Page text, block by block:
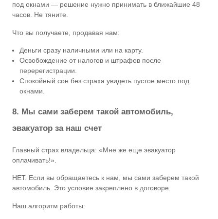
под окнами — решение нужно принимать в ближайшие 48
часов. Не тяните.
Что вы получаете, продавая нам:
Деньги сразу наличными или на карту.
Освобождение от налогов и штрафов после
перерегистрации.
Спокойный сон без страха увидеть пустое место под
окнами.
8. Мы сами заберем такой автомобиль,
эвакуатор за наш счет
Главный страх владельца: «Мне же еще эвакуатор
оплачивать!».
НЕТ. Если вы обращаетесь к нам, мы сами заберем такой
автомобиль. Это условие закреплено в договоре.
Наш алгоритм работы: